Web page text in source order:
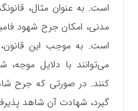
است. به عنوان مثال،
مدنی، امکان جرح شهود
است. به موجب این
می‌توانند با دلایل
کنند. در صورتی که جرح
گیرد، شهادت آن شاهد